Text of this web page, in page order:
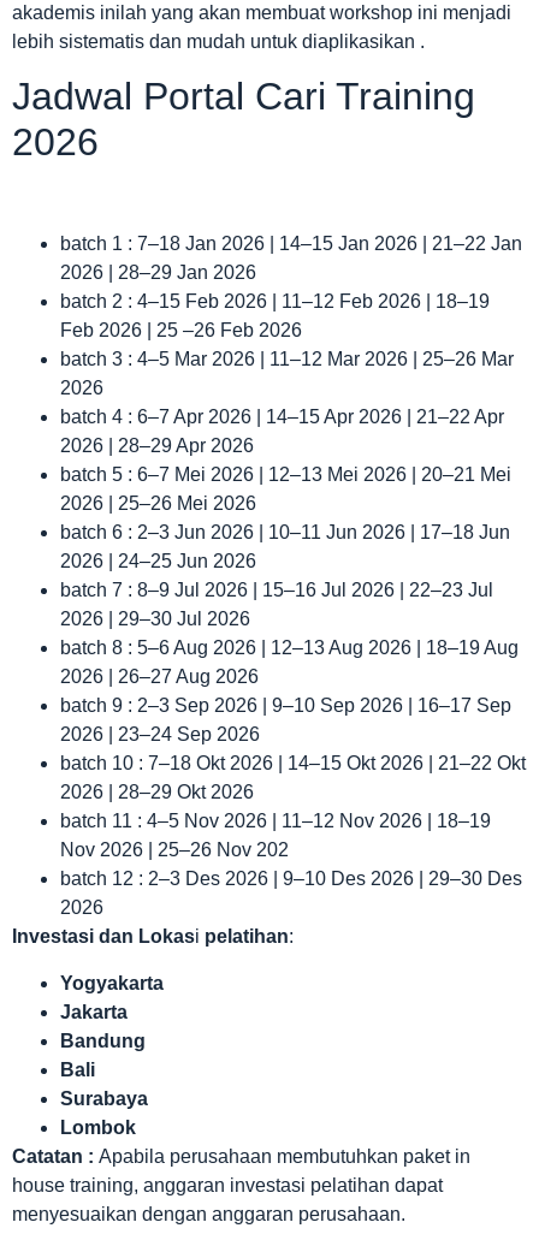
akademis inilah yang akan membuat workshop ini menjadi
lebih sistematis dan mudah untuk diaplikasikan .
Jadwal Portal Cari Training
2026
batch 1 : 7–18 Jan 2026 | 14–15 Jan 2026 | 21–22 Jan
2026 | 28–29 Jan 2026
batch 2 : 4–15 Feb 2026 | 11–12 Feb 2026 | 18–19
Feb 2026 | 25 –26 Feb 2026
batch 3 : 4–5 Mar 2026 | 11–12 Mar 2026 | 25–26 Mar
2026
batch 4 : 6–7 Apr 2026 | 14–15 Apr 2026 | 21–22 Apr
2026 | 28–29 Apr 2026
batch 5 : 6–7 Mei 2026 | 12–13 Mei 2026 | 20–21 Mei
2026 | 25–26 Mei 2026
batch 6 : 2–3 Jun 2026 | 10–11 Jun 2026 | 17–18 Jun
2026 | 24–25 Jun 2026
batch 7 : 8–9 Jul 2026 | 15–16 Jul 2026 | 22–23 Jul
2026 | 29–30 Jul 2026
batch 8 : 5–6 Aug 2026 | 12–13 Aug 2026 | 18–19 Aug
2026 | 26–27 Aug 2026
batch 9 : 2–3 Sep 2026 | 9–10 Sep 2026 | 16–17 Sep
2026 | 23–24 Sep 2026
batch 10 : 7–18 Okt 2026 | 14–15 Okt 2026 | 21–22 Okt
2026 | 28–29 Okt 2026
batch 11 : 4–5 Nov 2026 | 11–12 Nov 2026 | 18–19
Nov 2026 | 25–26 Nov 202
batch 12 : 2–3 Des 2026 | 9–10 Des 2026 | 29–30 Des
2026
Investasi dan Lokasi pelatihan:
Yogyakarta
Jakarta
Bandung
Bali
Surabaya
Lombok
Catatan : Apabila perusahaan membutuhkan paket in
house training, anggaran investasi pelatihan dapat
menyesuaikan dengan anggaran perusahaan.